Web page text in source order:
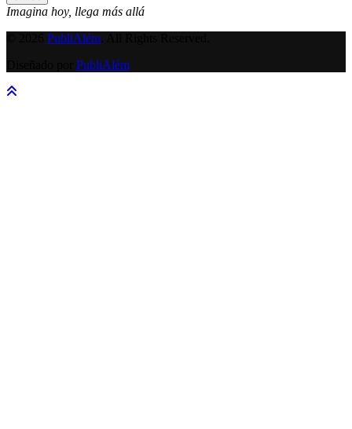
Imagina hoy, llega más allá
PubliAlém
PubliAlém